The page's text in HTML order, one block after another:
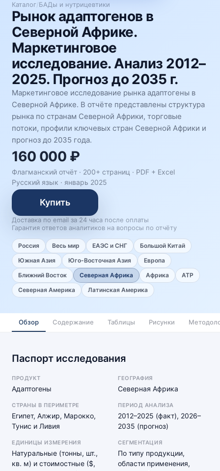
Каталог/БАДы и нутрицевтики
Рынок адаптогенов в
Северной Африке.
Маркетинговое
исследование. Анализ 2012–
2025. Прогноз до 2035 г.
Маркетинговое исследование рынка адаптогены в
Северной Африке. В отчёте представлены структура
рынка по странам Северной Африки, торговые
потоки, профили ключевых стран Северной Африки и
прогноз до 2035 года.
160 000 ₽
Флагманский отчёт · 200+ страниц · PDF + Excel
Русский язык · январь 2025
Купить
Доставка по email за 24 часа после оплаты
Гарантия ответов аналитиков на вопросы по отчёту
Россия Весь мир ЕАЭС и СНГ
Большой Китай
Южная Азия
Юго-Восточная Азия
Европа
Ближний Восток
Северная Африка Африка
АТР
Северная Америка
Латинская Америка
Обзор Содержание Таблицы Рисунки
Паспорт исследования
ПРОДУКТ
Адаптогены
ГЕОГРАФИЯ
Северная Африка
СТРАНЫ В ПЕРИМЕТРЕ
Египет, Алжир, Марокко,
Тунис и Ливия
ПЕРИОД АНАЛИЗА
2012–2025 (факт), 2026–
2035 (прогноз)
ЕДИНИЦЫ ИЗМЕРЕНИЯ
Натуральные (тонны, шт.,
кв. м) и стоимостные ($,
СЕГМЕНТАЦИЯ
По типу продукции,
области применения,